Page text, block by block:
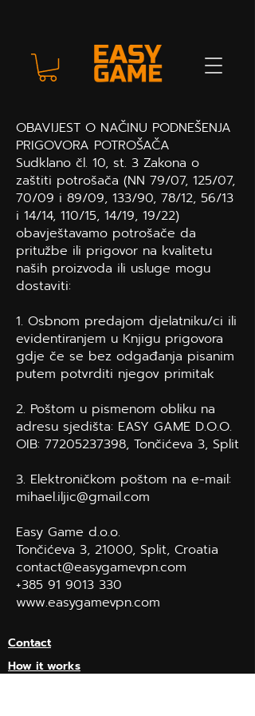
OBAVIJEST O NAČINU PODNEŠENJA
PRIGOVORA POTROŠAČA
Sudklano čl. 10, st. 3 Zakona o
zaštiti potrošača (NN 79/07, 125/07,
70/09 i 89/09, 133/90, 78/12, 56/13
i 14/14, 110/15, 14/19, 19/22)
obavještavamo potrošače da
pritužbe ili prigovor na kvalitetu
naših proizvoda ili usluge mogu
dostaviti:
1. Osbnom predajom djelatniku/ci ili
evidentiranjem u Knjigu prigovora
gdje če se bez odgađanja pisanim
putem potvrditi njegov primitak
2. Poštom u pismenom obliku na
adresu sjedišta: EASY GAME D.O.O.
OIB: 77205237398, Tončićeva 3, Split
3. Elektroničkom poštom na e-mail:
mihael.iljic@gmail.com
Easy Game d.o.o.
Tončićeva 3, 21000, Split, Croatia
contact@easygamevpn.com
+385 91 9013 330
www.easygamevpn.com
Contact
How it works